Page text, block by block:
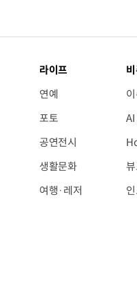
라이프
연예
포토
공연전시
생활문화
여행·레저